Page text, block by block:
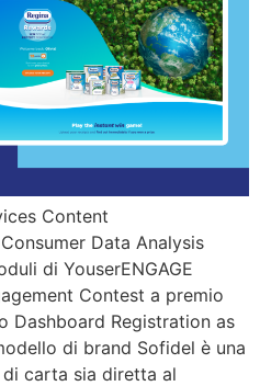
Content
Data Analysis
di YouserENGAGE
Contest a premio
Dashboard Registration as
di brand Sofidel è una
carta sia diretta al